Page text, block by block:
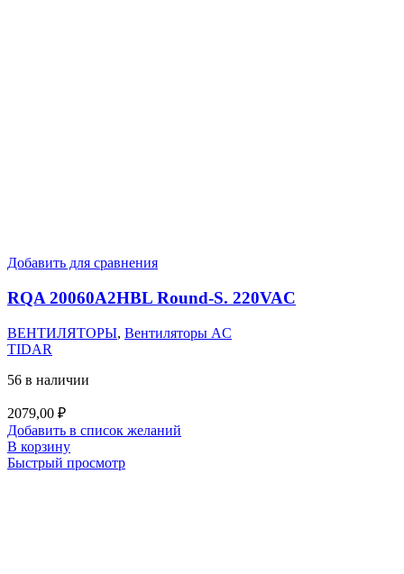
Добавить для сравнения
RQA 20060A2HBL Round-S. 220VAC
ВЕНТИЛЯТОРЫ, Вентиляторы AC
TIDAR
56 в наличии
2079,00 ₽
Добавить в список желаний
В корзину
Быстрый просмотр